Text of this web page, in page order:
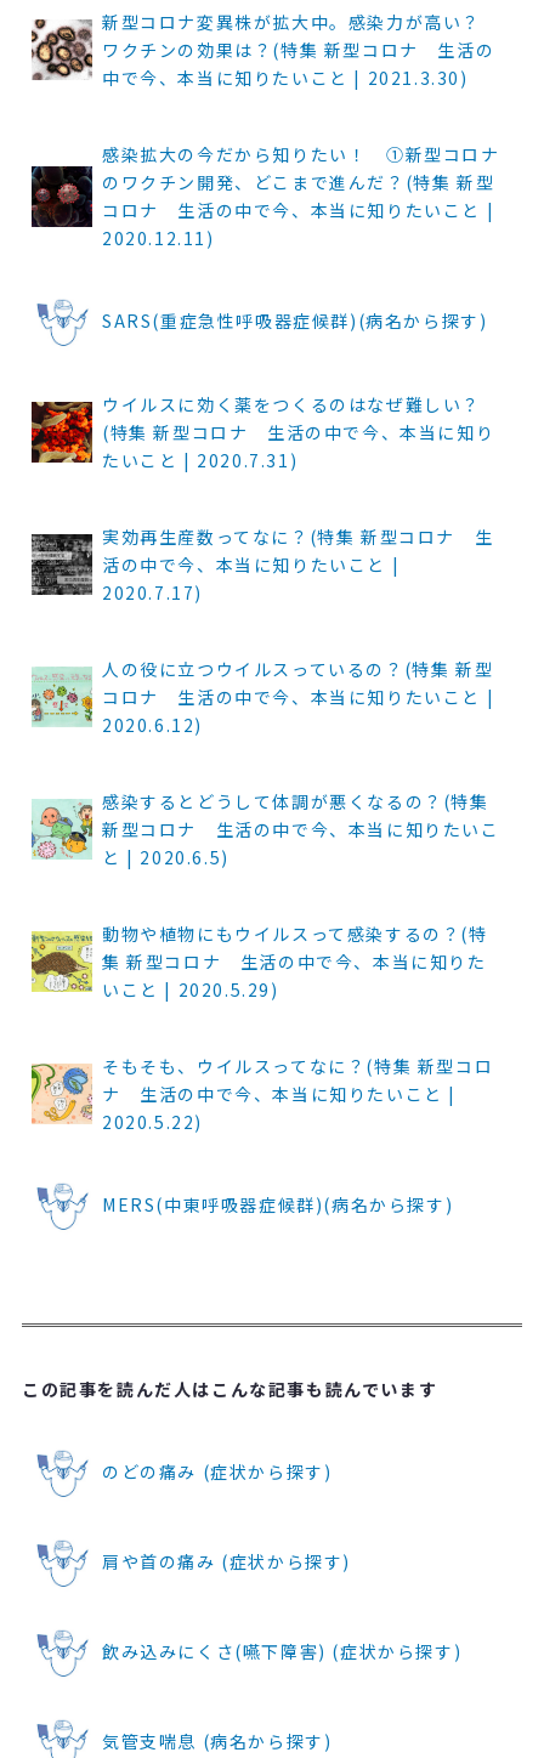
新型コロナ変異株が拡大中。感染力が高い？
ワクチンの効果は？(特集 新型コロナ 生活の
中で今、本当に知りたいこと | 2021.3.30)
感染拡大の今だから知りたい！ ①新型コロナ
のワクチン開発、どこまで進んだ？(特集 新型
コロナ 生活の中で今、本当に知りたいこと |
2020.12.11)
SARS(重症急性呼吸器症候群)(病名から探す)
ウイルスに効く薬をつくるのはなぜ難しい？
(特集 新型コロナ 生活の中で今、本当に知り
たいこと | 2020.7.31)
実効再生産数ってなに？(特集 新型コロナ 生
活の中で今、本当に知りたいこと |
2020.7.17)
人の役に立つウイルスっているの？(特集 新型
コロナ 生活の中で今、本当に知りたいこと |
2020.6.12)
感染するとどうして体調が悪くなるの？(特集
新型コロナ 生活の中で今、本当に知りたいこ
と | 2020.6.5)
動物や植物にもウイルスって感染するの？(特
集 新型コロナ 生活の中で今、本当に知りた
いこと | 2020.5.29)
そもそも、ウイルスってなに？(特集 新型コロ
ナ 生活の中で今、本当に知りたいこと |
2020.5.22)
MERS(中東呼吸器症候群)(病名から探す)
この記事を読んだ人はこんな記事も読んでいます
のどの痛み (症状から探す)
肩や首の痛み (症状から探す)
飲み込みにくさ(嚥下障害) (症状から探す)
気管支喘息 (病名から探す)